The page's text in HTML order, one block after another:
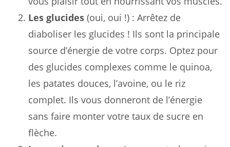
Les glucides (oui, oui !) : Arrêtez de
diaboliser les glucides ! Ils sont la principale
source d’énergie de votre corps. Optez pour
des glucides complexes comme le quinoa,
les patates douces, l’avoine, ou le riz
complet. Ils vous donneront de l’énergie
sans faire monter votre taux de sucre en
flèche.